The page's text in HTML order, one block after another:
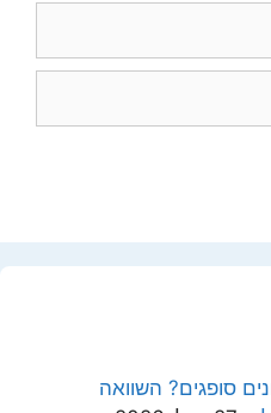
סופגים? השוואה